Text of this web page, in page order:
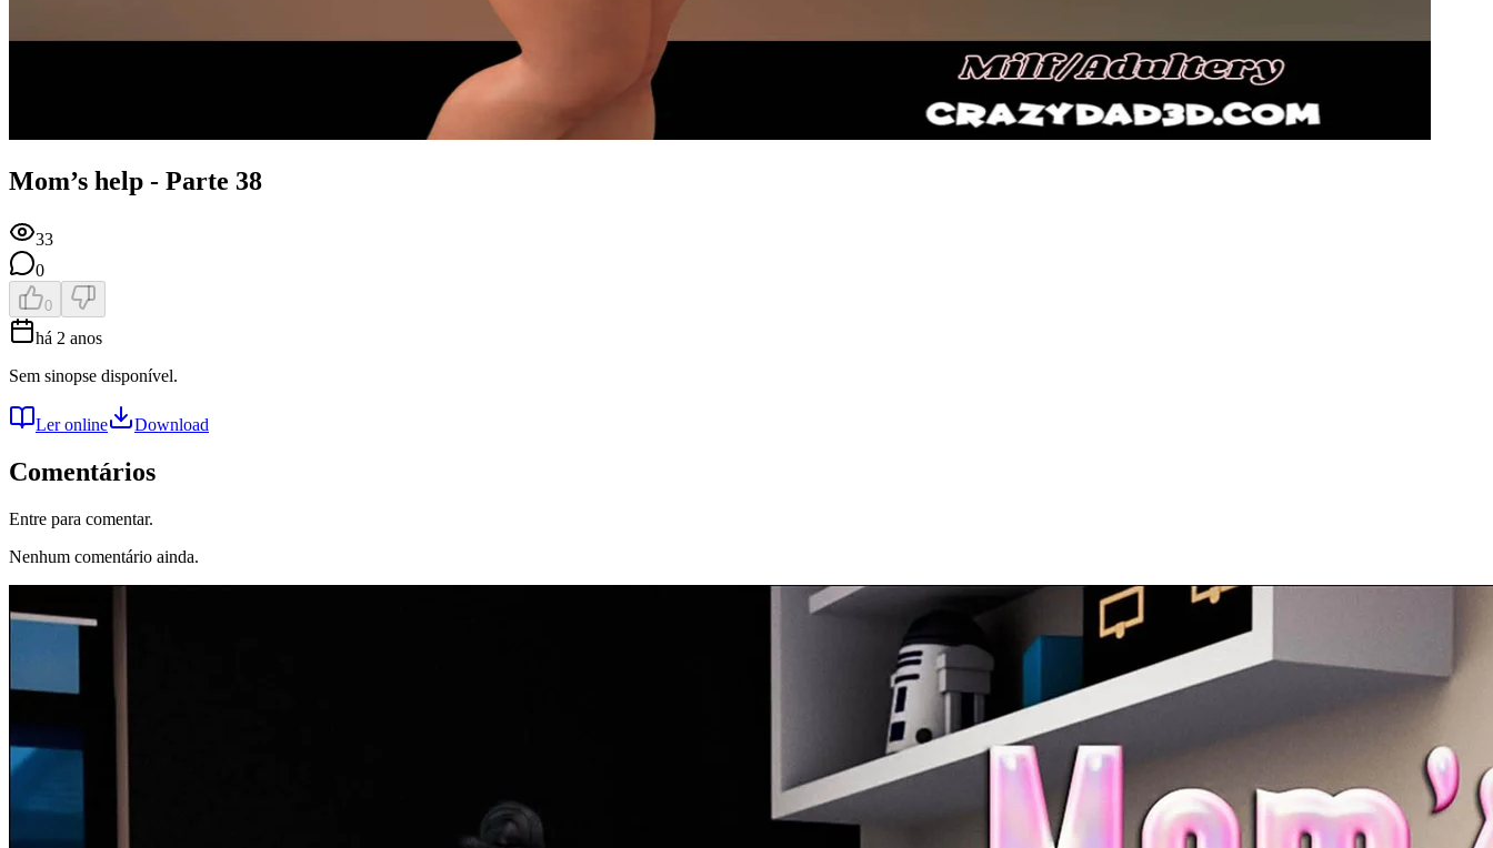
Mom’s help - Parte 38
33
0
0
há 2 anos
Sem sinopse disponível.
Ler online Download
Comentários
Entre para comentar.
Nenhum comentário ainda.